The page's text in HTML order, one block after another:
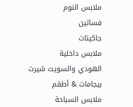
ملابس النوم
فساتين
جاكيتات
ملابس داخلية
الهودي والسويت شيرت
بيجامات & أطقم
ملابس السباحة